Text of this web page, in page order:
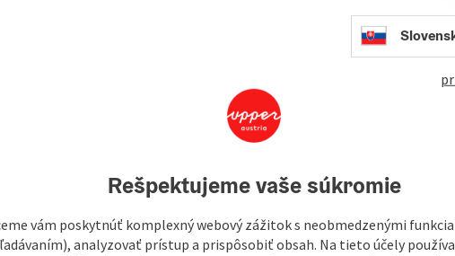
it starts at the tourist office and continues along
On firm ground via Buchleiten to the Aldiana Club, from there it
via Lukasberg and Schmitzberg back to the start.
Club riding stablesRešpektujeme vaše súkromie
vám poskytnúť komplexný webový zážitok s neobmedzenými
analyzovať prístup a prispôsobiť obsah. Na tieto účely